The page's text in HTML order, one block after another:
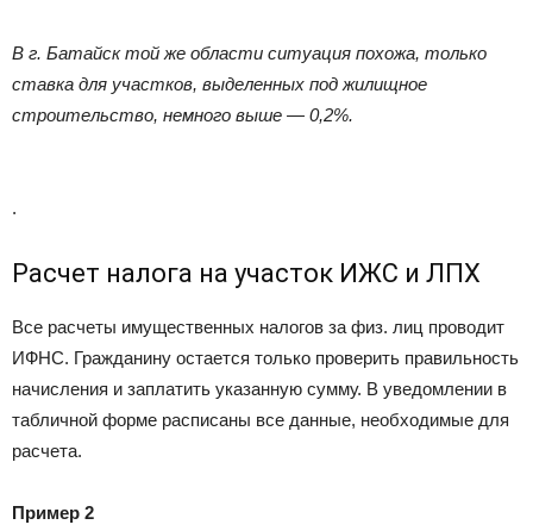
В г. Батайск той же области ситуация похожа, только
ставка для участков, выделенных под жилищное
строительство, немного выше — 0,2%.
.
Расчет налога на участок ИЖС и ЛПХ
Все расчеты имущественных налогов за физ. лиц проводит
ИФНС. Гражданину остается только проверить правильность
начисления и заплатить указанную сумму. В уведомлении в
табличной форме расписаны все данные, необходимые для
расчета.
Пример 2